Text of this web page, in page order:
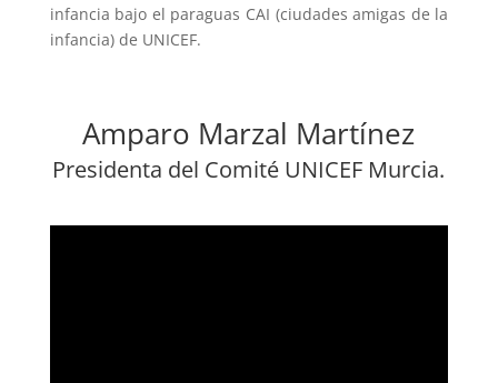
infancia bajo el paraguas CAI (ciudades amigas de la
infancia) de UNICEF.
Amparo Marzal Martínez
Presidenta del Comité UNICEF Murcia.